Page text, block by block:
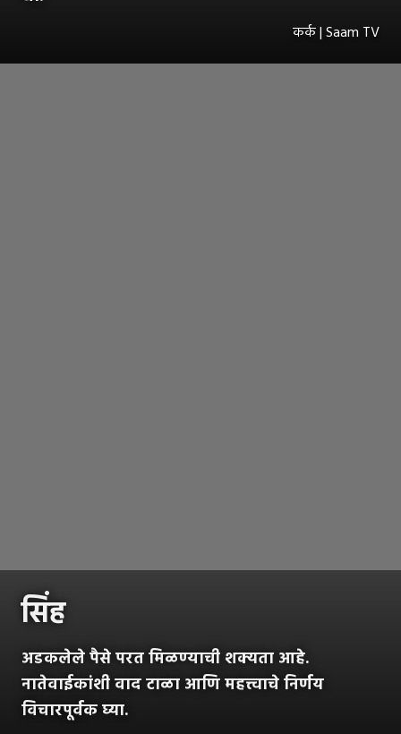
कर्क | Saam TV
सिंह
अडकलेले पैसे परत मिळण्याची शक्यता आहे.
नातेवाईकांशी वाद टाळा आणि महत्त्वाचे निर्णय
विचारपूर्वक घ्या.